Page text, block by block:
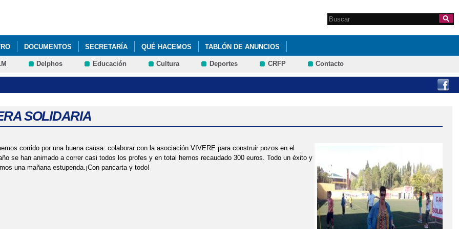
Formulario de
Search this site
DOCUMENTOS SECRETARÍA QUÉ HACEMOS TABLÓN DE ANUNCIOS
Delphos Educación Cultura Deportes CRFP Contacto
SOLIDARIA
corrido por una buena causa: colaborar con la asociación VIVERE para construir pozos en el
se han animado a correr casi todos los profes y en total hemos recaudado 300 euros. Todo un éxito y
una mañana estupenda.¡Con pancarta y todo!